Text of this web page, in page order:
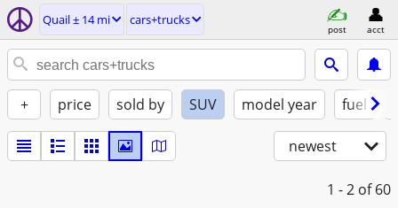
Quail ± 14 mi cars+trucks
post acct
+ price sold by SUV model year fuel
newest
1 - 2 of 60